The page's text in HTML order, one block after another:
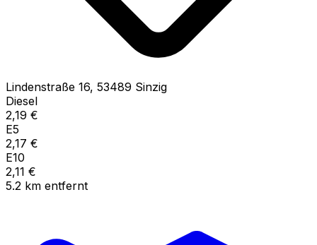
Lindenstraße 16, 53489 Sinzig
Diesel
2,19 €
E5
2,17 €
E10
2,11 €
5.2 km entfernt